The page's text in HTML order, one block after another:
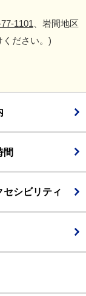
1101 、岩間地区
ください。)
間
セシビリティ